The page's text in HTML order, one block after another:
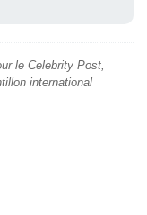
le Celebrity Post,
international